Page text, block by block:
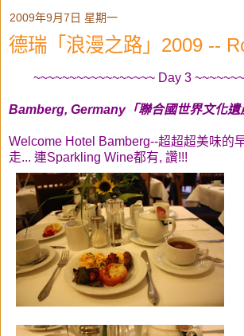
2009年9月7日 星期一
德瑞「浪漫之路」2009 --
~~~~~~~~~~~~~~~~~ Day 3
Bamberg, Germany「聯合國世界文化遺
Welcome Hotel Bamberg--超超超美味的
走... 連Sparkling Wine都有, 讚!!!